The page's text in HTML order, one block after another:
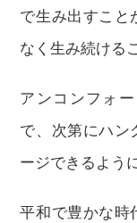
で生み出すこと
なく生み続ける
アンコンフォ
で、次第にハン
ージできるよう
平和で豊かな時